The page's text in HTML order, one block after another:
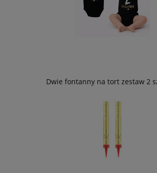
Dwie fontanny na tort zestaw 2